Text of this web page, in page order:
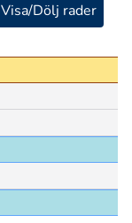
Visa/Dölj rader